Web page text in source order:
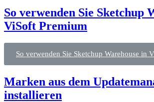
So verwenden Sie Sketchup
ViSoft Premium
So verwenden Sie Sketchup Warehouse in
Marken aus dem
installieren